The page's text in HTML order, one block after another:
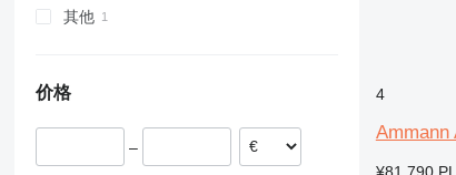
意大利
其他
价格
–
4
Ammann